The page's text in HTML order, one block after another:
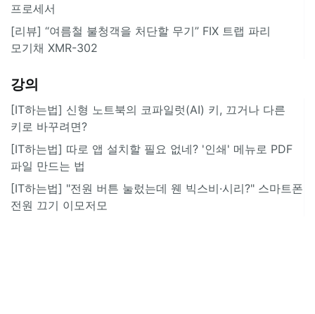
프로세서
[리뷰] “여름철 불청객을 처단할 무기” FIX 트랩 파리
모기채 XMR-302
강의
[IT하는법] 신형 노트북의 코파일럿(AI) 키, 끄거나 다른
키로 바꾸려면?
[IT하는법] 따로 앱 설치할 필요 없네? '인쇄' 메뉴로 PDF
파일 만드는 법
[IT하는법] "전원 버튼 눌렀는데 웬 빅스비·시리?" 스마트폰
전원 끄기 이모저모